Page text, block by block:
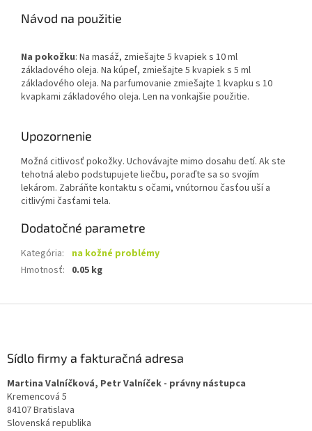
Návod na použitie
Na pokožku: Na masáž, zmiešajte 5 kvapiek s 10 ml
základového oleja. Na kúpeľ, zmiešajte 5 kvapiek s 5 ml
základového oleja. Na parfumovanie zmiešajte 1 kvapku s 10
kvapkami základového oleja. Len na vonkajšie použitie.
Upozornenie
Možná citlivosť pokožky. Uchovávajte mimo dosahu detí. Ak ste
tehotná alebo podstupujete liečbu, poraďte sa so svojím
lekárom. Zabráňte kontaktu s očami, vnútornou časťou uší a
citlivými časťami tela.
Dodatočné parametre
Kategória:
na kožné problémy
Hmotnosť: 0.05 kg
Sídlo firmy a fakturačná adresa
Martina Valníčková, Petr Valníček - právny nástupca
Kremencová 5
84107 Bratislava
Slovenská republika